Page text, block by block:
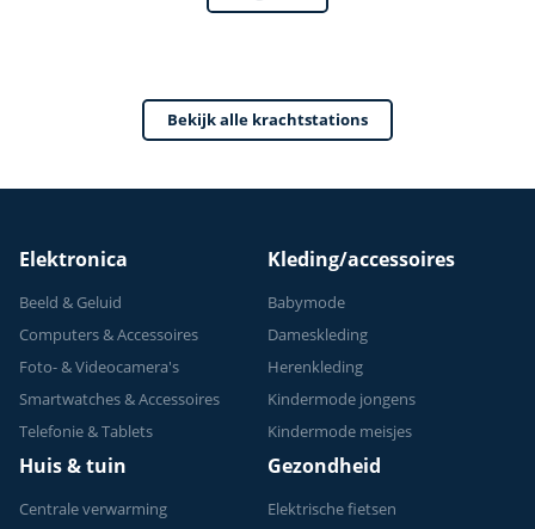
Verstelbaar -
Krachttraining - Tot
Bekijk alle krachtstations
Elektronica
Beeld & Geluid
Computers & Accessoires
Foto- & Videocamera's
Smartwatches & Accessoires
Telefonie & Tablets
Kleding/accessoires
Babymode
Dameskleding
Herenkleding
Kindermode jongens
Kindermode meisjes
Huis & tuin
Centrale verwarming
Gezondheid
Elektrische fietsen